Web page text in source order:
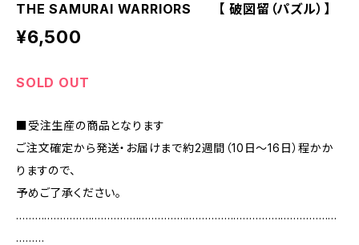
THE SAMURAI WARRIORS 【 破図留（パズル）】
¥6,500
SOLD OUT
■受注生産の商品となります
ご注文確定から発送・お届けまで約2週間（10日～16日）程かか
りますので、
予めご了承ください。
…………………………………………………………………………………………
………